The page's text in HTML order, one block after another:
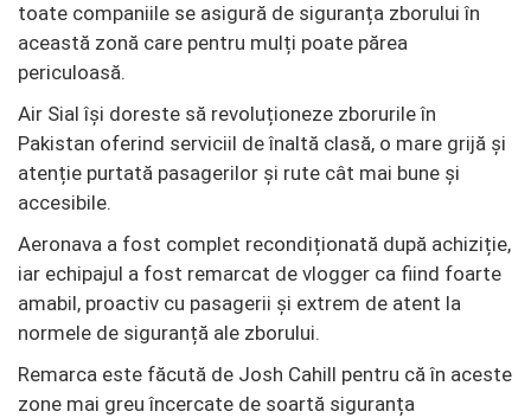
toate companiile se asigură de siguranța zborului în
această zonă care pentru mulți poate părea
periculoasă.
Air Sial își doreste să revoluționeze zborurile în
Pakistan oferind serviciil de înaltă clasă, o mare grijă și
atenție purtată pasagerilor și rute cât mai bune și
accesibile.
Aeronava a fost complet recondiționată după achiziție,
iar echipajul a fost remarcat de vlogger ca fiind foarte
amabil, proactiv cu pasagerii și extrem de atent la
normele de siguranță ale zborului.
Remarca este făcută de Josh Cahill pentru că în aceste
zone mai greu încercate de soartă siguranța